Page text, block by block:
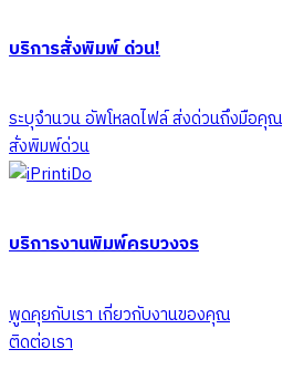
บริการสั่งพิมพ์ ด่วน!
ระบุจำนวน อัพโหลดไฟล์ ส่งด่วนถึงมือคุณ
สั่งพิมพ์ด่วน
บริการงานพิมพ์ครบวงจร
พูดคุยกับเรา เกี่ยวกับงานของคุณ
ติดต่อเรา